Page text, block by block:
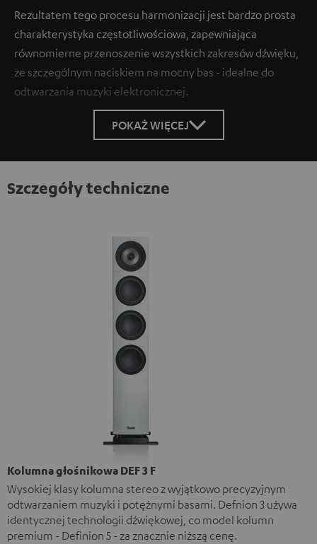
Rezultatem tego procesu harmonizacji jest bardzo prosta
charakterystyka częstotliwościowa, zapewniająca
równomierne przenoszenie wszystkich zakresów dźwięku,
ze szczególnym naciskiem na mocny bas - idealne do
odtwarzania muzyki elektronicznej.
POKAŻ WIĘCEJ
Szczegóły techniczne
Kolumna głośnikowa DEF 3 F
Wysokiej klasy kolumna stereo z wyjątkowo precyzyjnym
odtwarzaniem muzyki i potężnymi basami. Defnion 3 używa
identycznej technologii dźwiękowej, co model kolumn
premium - Definion 5 - za znacznie niższą cenę.